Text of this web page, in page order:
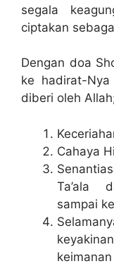
segala
ciptakan
Dengan doa
ke hadirat-
diberi oleh
Cahaya
Ta’ala
sampai